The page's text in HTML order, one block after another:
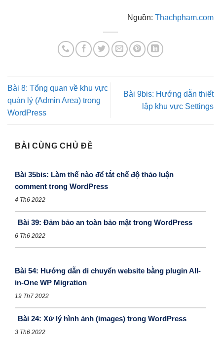
Nguồn: Thachpham.com
Bài 8: Tổng quan về khu vực
quản lý (Admin Area) trong
WordPress
Bài 9bis: Hướng dẫn thiết
lập khu vực Settings
BÀI CÙNG CHỦ ĐỀ
Bài 35bis: Làm thế nào để tắt chế độ thảo luận
comment trong WordPress
4 Th6 2022
Bài 39: Đảm bảo an toàn bảo mật trong WordPress
6 Th6 2022
Bài 54: Hướng dẫn di chuyển website bằng plugin All-
in-One WP Migration
19 Th7 2022
Bài 24: Xử lý hình ảnh (images) trong WordPress
3 Th6 2022